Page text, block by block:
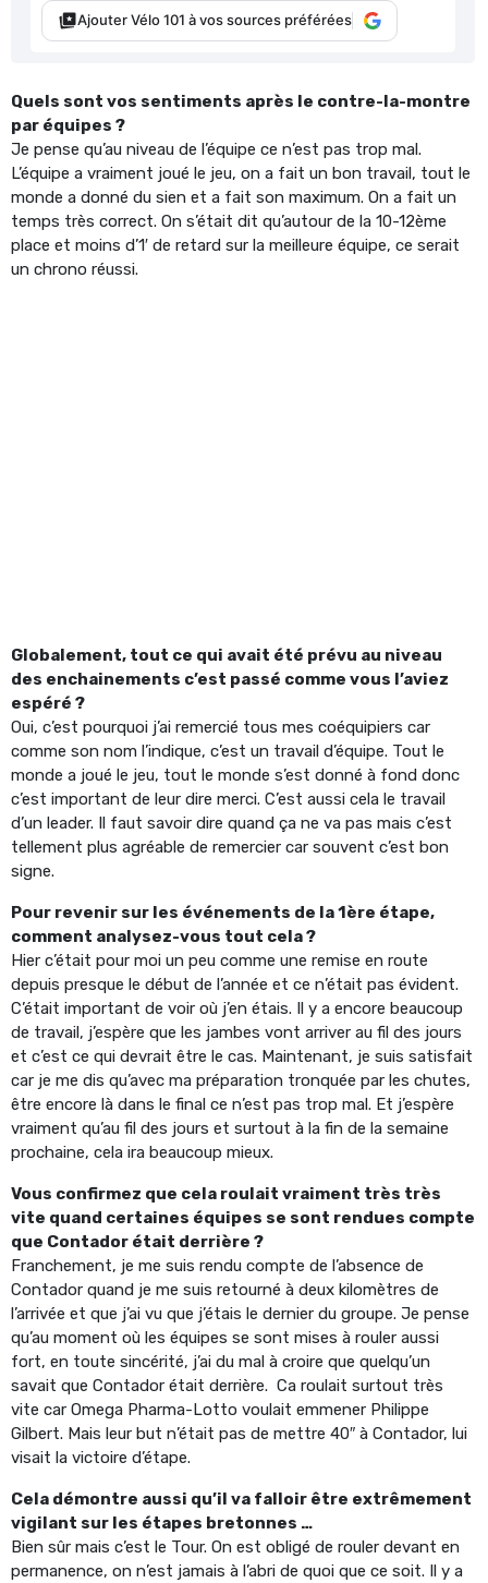
Ajouter Vélo 101 à vos sources préférées
Quels sont vos sentiments après le contre-la-montre
par équipes ?
Je pense qu’au niveau de l’équipe ce n’est pas trop mal.
L’équipe a vraiment joué le jeu, on a fait un bon travail, tout le
monde a donné du sien et a fait son maximum. On a fait un
temps très correct. On s’était dit qu’autour de la 10-12ème
place et moins d’1′ de retard sur la meilleure équipe, ce serait
un chrono réussi.
Globalement, tout ce qui avait été prévu au niveau
des enchainements c’est passé comme vous l’aviez
espéré ?
Oui, c’est pourquoi j’ai remercié tous mes coéquipiers car
comme son nom l’indique, c’est un travail d’équipe. Tout le
monde a joué le jeu, tout le monde s’est donné à fond donc
c’est important de leur dire merci. C’est aussi cela le travail
d’un leader. Il faut savoir dire quand ça ne va pas mais c’est
tellement plus agréable de remercier car souvent c’est bon
signe.
Pour revenir sur les événements de la 1ère étape,
comment analysez-vous tout cela ?
Hier c’était pour moi un peu comme une remise en route
depuis presque le début de l’année et ce n’était pas évident.
C’était important de voir où j’en étais. Il y a encore beaucoup
de travail, j’espère que les jambes vont arriver au fil des jours
et c’est ce qui devrait être le cas. Maintenant, je suis satisfait
car je me dis qu’avec ma préparation tronquée par les chutes,
être encore là dans le final ce n’est pas trop mal. Et j’espère
vraiment qu’au fil des jours et surtout à la fin de la semaine
prochaine, cela ira beaucoup mieux.
Vous confirmez que cela roulait vraiment très très
vite quand certaines équipes se sont rendues compte
que Contador était derrière ?
Franchement, je me suis rendu compte de l’absence de
Contador quand je me suis retourné à deux kilomètres de
l’arrivée et que j’ai vu que j’étais le dernier du groupe. Je pense
qu’au moment où les équipes se sont mises à rouler aussi
fort, en toute sincérité, j’ai du mal à croire que quelqu’un
savait que Contador était derrière. Ca roulait surtout très
vite car Omega Pharma-Lotto voulait emmener Philippe
Gilbert. Mais leur but n’était pas de mettre 40″ à Contador, lui
visait la victoire d’étape.
Cela démontre aussi qu’il va falloir être extrêmement
vigilant sur les étapes bretonnes …
Bien sûr mais c’est le Tour. On est obligé de rouler devant en
permanence, on n’est jamais à l’abri de quoi que ce soit. Il y a